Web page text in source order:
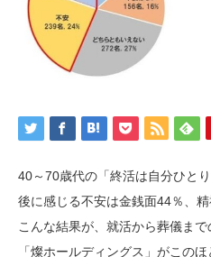
40～70歳代の「終活は自分ひと
後に感じる不安は金銭面44％、精
こんな結果が、就活から葬儀ま
「燦ホールディングス」がこの